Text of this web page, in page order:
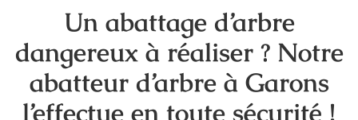
Un abattage d’arbre
dangereux à réaliser ? Notre
abatteur d’arbre à Garons
l’effectue en toute sécurité !